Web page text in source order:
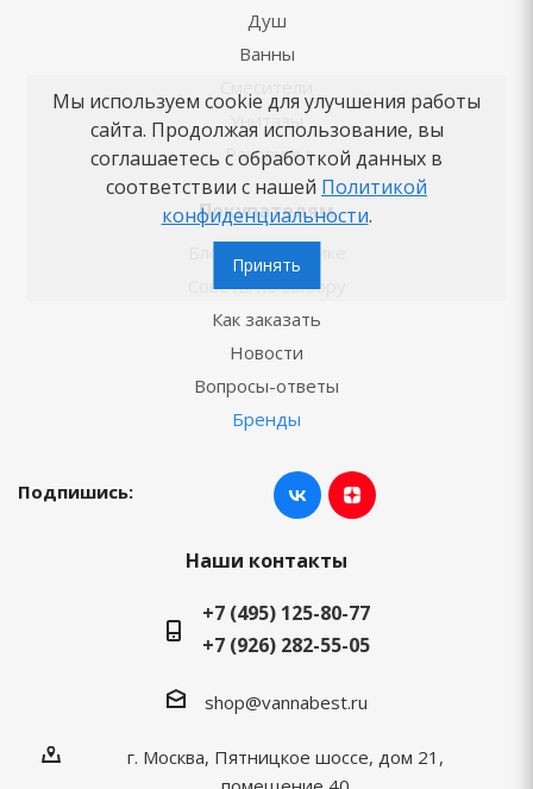
Душ
Ванны
Унитазы
Раковины
Покупателям
Советы по выбору
Как заказать
Новости
Вопросы-ответы
Бренды
Подпишись:
Наши контакты
+7 (495) 125-80-77
+7 (926) 282-55-05
shop@vannabest.ru
г. Москва, Пятницкое шоссе, дом 21,
Мы используем cookie для улучшения работы
сайта. Продолжая использование, вы
соглашаетесь с обработкой данных в
соответствии с нашей Политикой
конфиденциальности.
Принять